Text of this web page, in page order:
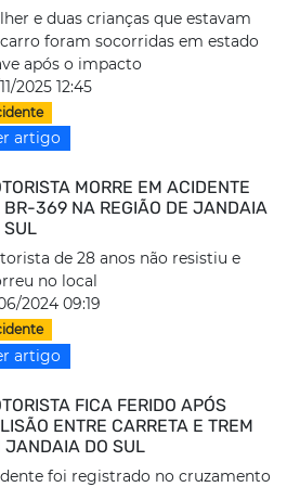
e duas crianças que estavam
foram socorridas em estado
após o impacto
2025 12:45
artigo
MORRE EM ACIDENTE
BR-369 NA REGIÃO DE JANDAIA
SUL
de 28 anos não resistiu e
no local
2024 09:19
artigo
FICA FERIDO APÓS
ENTRE CARRETA E TREM
JANDAIA DO SUL
foi registrado no cruzamento